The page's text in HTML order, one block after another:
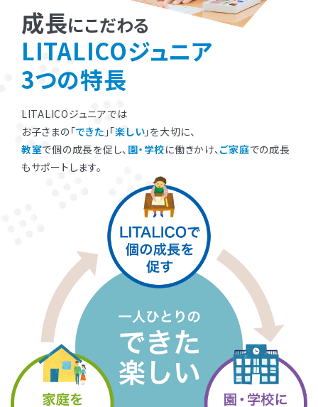
成長にこだわる
LITALICOジュニア
3つの特長
LITALICOジュニアでは
お子さまの「できた 」「楽しい」を大切に、
教室で個の成長を促し、 園・学校に働きかけ、ご家庭での成長
もサポートします。